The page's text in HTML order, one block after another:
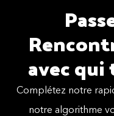
avec
Complétez notre
notre algorithme